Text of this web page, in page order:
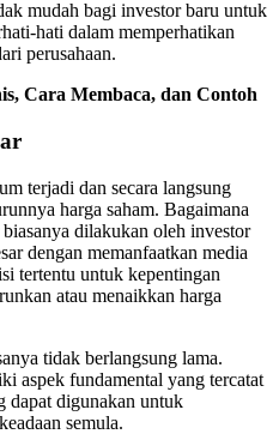
mudah bagi investor baru untuk
hati dalam memperhatikan
perusahaan.
Cara Membaca, dan Contoh
terjadi dan secara langsung
harga saham. Bagaimana
dilakukan oleh investor
dengan memanfaatkan media
tertentu untuk kepentingan
atau menaikkan harga
tidak berlangsung lama.
aspek fundamental yang tercatat
dapat digunakan untuk
semula.